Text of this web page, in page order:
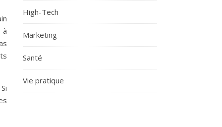
à
High-Tech
Marketing
Santé
Vie pratique